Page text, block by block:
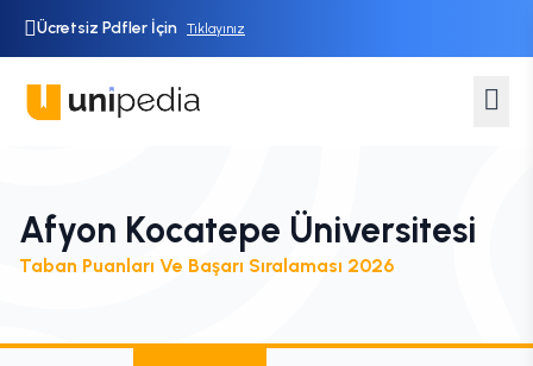
Ücretsiz Pdfler İçin Tıklayınız
Afyon Kocatepe Üniversitesi
Taban Puanları Ve Başarı Sıralaması 2026